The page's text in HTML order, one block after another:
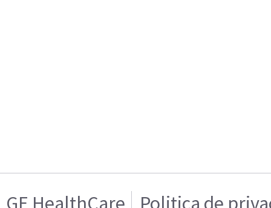
GE HealthCare Politica de